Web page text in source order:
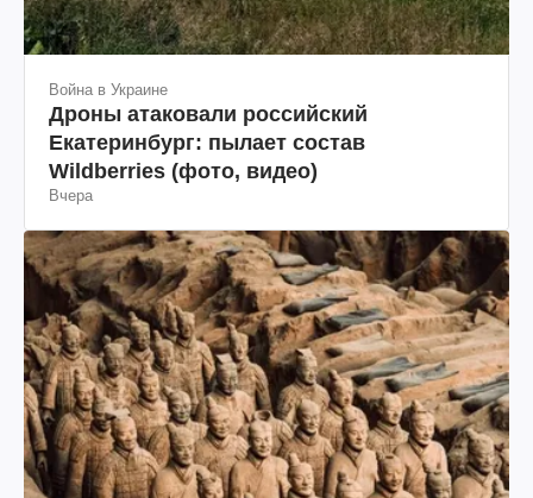
Война в Украине
Дроны атаковали российский
Екатеринбург: пылает состав
Wildberries (фото, видео)
Вчера